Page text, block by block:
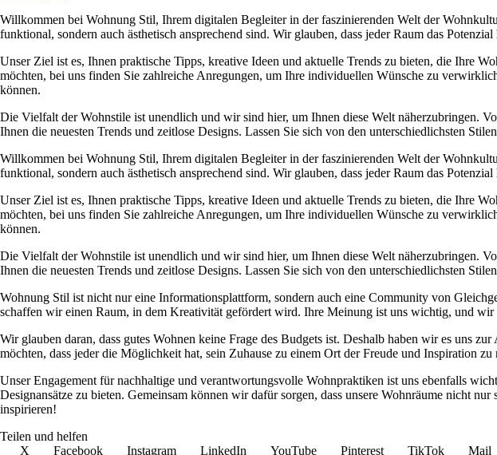
Willkommen bei Wohnung Stil, Ihrem digitalen Begleiter in der faszinierenden Welt der
funktional, sondern auch ästhetisch ansprechend sind. Wir glauben, dass jeder Raum das
Unser Ziel ist es, Ihnen praktische Tipps, kreative Ideen und aktuelle Trends zu bieten, die Ihre
möchten, bei uns finden Sie zahlreiche Anregungen, um Ihre individuellen Wünsche zu
können.
Die Vielfalt der Wohnstile ist unendlich und wir sind hier, um Ihnen diese Welt näherzubringen.
Ihnen die neuesten Trends und zeitlose Designs. Lassen Sie sich von den unterschiedlichsten
Willkommen bei Wohnung Stil, Ihrem digitalen Begleiter in der faszinierenden Welt der
funktional, sondern auch ästhetisch ansprechend sind. Wir glauben, dass jeder Raum das
Unser Ziel ist es, Ihnen praktische Tipps, kreative Ideen und aktuelle Trends zu bieten, die Ihre
möchten, bei uns finden Sie zahlreiche Anregungen, um Ihre individuellen Wünsche zu
können.
Die Vielfalt der Wohnstile ist unendlich und wir sind hier, um Ihnen diese Welt näherzubringen.
Ihnen die neuesten Trends und zeitlose Designs. Lassen Sie sich von den unterschiedlichsten
Wohnung Stil ist nicht nur eine Informationsplattform, sondern auch eine Community von
schaffen wir einen Raum, in dem Kreativität gefördert wird. Ihre Meinung ist uns wichtig, und wir
Wir glauben daran, dass gutes Wohnen keine Frage des Budgets ist. Deshalb haben wir es uns
möchten, dass jeder die Möglichkeit hat, sein Zuhause zu einem Ort der Freude und Inspiration zu
Unser Engagement für nachhaltige und verantwortungsvolle Wohnpraktiken ist uns ebenfalls
Designansätze zu bieten. Gemeinsam können wir dafür sorgen, dass unsere Wohnräume nicht
inspirieren!
Teilen und helfen
X
Facebook Instagram LinkedIn YouTube Pinterest TikTok Mail